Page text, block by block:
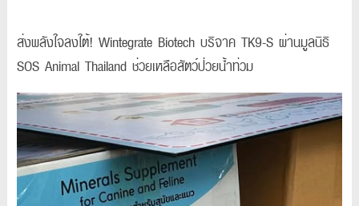
ส่งพลังใจลงใต้! Wintegrate Biotech บริจาค TK9-S ผ่านมูลนิธิ
SOS Animal Thailand ช่วยเหลือสัตว์ป่วยน้ำท่วม